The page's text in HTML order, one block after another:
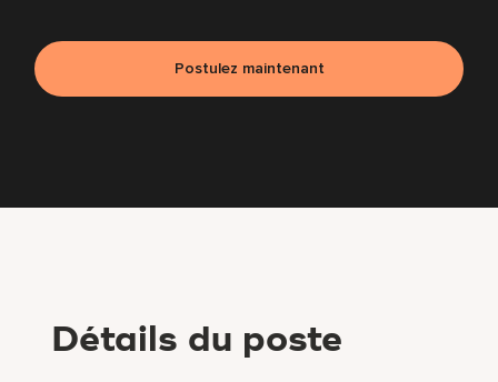
Postulez maintenant
Détails du poste